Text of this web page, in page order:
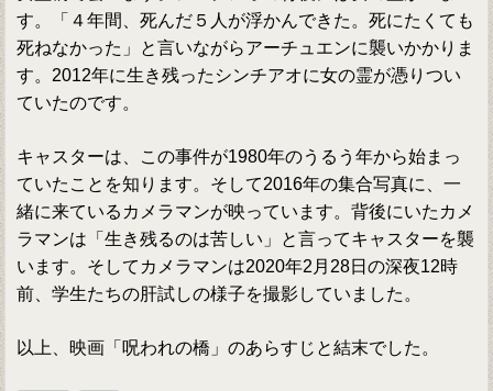
す。「４年間、死んだ５人が浮かんできた。死にたくても
死ねなかった」と言いながらアーチュエンに襲いかかりま
す。2012年に生き残ったシンチアオに女の霊が憑りつい
ていたのです。
キャスターは、この事件が1980年のうるう年から始まっ
ていたことを知ります。そして2016年の集合写真に、一
緒に来ているカメラマンが映っています。背後にいたカメ
ラマンは「生き残るのは苦しい」と言ってキャスターを襲
います。そしてカメラマンは2020年2月28日の深夜12時
前、学生たちの肝試しの様子を撮影していました。
以上、映画「呪われの橋」のあらすじと結末でした。